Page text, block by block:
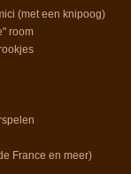
(met een knipoog)
room
France en meer)